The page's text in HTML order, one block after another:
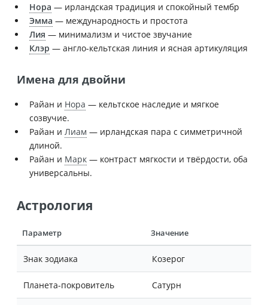
Нора — ирландская традиция и спокойный тембр
Эмма — международность и простота
Лия — минимализм и чистое звучание
Клэр — англо-кельтская линия и ясная артикуляция
Имена для двойни
Райан и Нора — кельтское наследие и мягкое
созвучие.
Райан и Лиам — ирландская пара с симметричной
длиной.
Райан и Марк — контраст мягкости и твёрдости, оба
универсальны.
Астрология
Параметр Значение
Знак зодиака Козерог
Планета-покровитель Сатурн